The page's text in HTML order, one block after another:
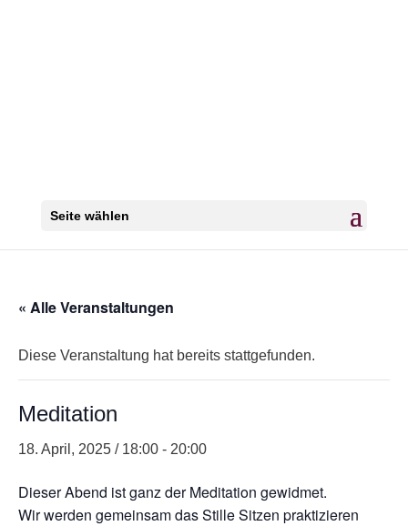
Seite wählen
« Alle Veranstaltungen
Diese Veranstaltung hat bereits stattgefunden.
Meditation
18. April, 2025 / 18:00 - 20:00
Dieser Abend ist ganz der Meditation gewidmet.
Wir werden gemeinsam das Stille Sitzen praktizieren